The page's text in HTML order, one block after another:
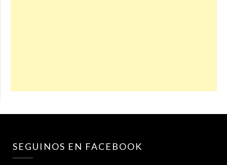
SEGUINOS EN FACEBOOK